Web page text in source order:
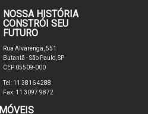
NOSSA HISTÓRIA
CONSTRÓI SEU
FUTURO
Rua Alvarenga, 551
Butantã - São Paulo, SP
CEP 05509-000
Tel: 11 3816 4288
Fax: 11 3097 9872
IMÓVEIS